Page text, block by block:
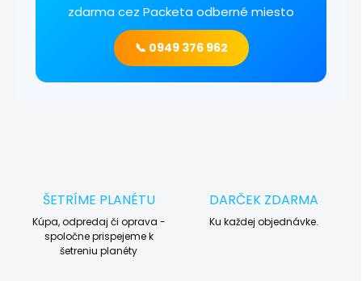
zdarma cez Packeta odberné miesto
📞 0949 376 962
ŠETRÍME PLANÉTU
Kúpa, odpredaj či oprava -
spoločne prispejeme k
šetreniu planéty
DARČEK ZDARMA
Ku každej objednávke.